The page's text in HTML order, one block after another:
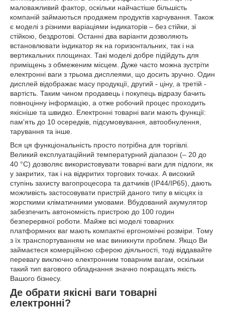
маловажливий фактор, оскільки найчастіше більшість
компаній займаються продажем продуктів харчування. Також
є моделі з різними варіаціями індикаторів – без стійки, зі
стійкою, бездротові. Останні два варіанти дозволяють
встановлювати індикатор як на горизонтальних, так і на
вертикальних площинах. Такі моделі добре підійдуть для
приміщень з обмеженим місцем. Дуже часто можна зустріти
електронні ваги з трьома дисплеями, що досить зручно. Один
дисплей відображає масу продукції, другий - ціну, а третій -
вартість. Таким чином продавець і покупець відразу бачить
повноцінну інформацію, а отже робочий процес проходить
якісніше та швидко. Електронні товарні ваги мають функції:
пам'ять до 10 осередків, підсумовування, автообнулення,
тарування та інше.
Вся ця функціональність просто потрібна для торгівлі.
Великий експлуатаційний температурний діапазон (– 20 до
40 °С) дозволяє використовувати товарні ваги для підлоги, як
у закритих, так і на відкритих торгових точках. А високий
ступінь захисту вагопроцесора та датчиків (IP44/IP65), дають
можливість застосовувати пристрій даного типу в місцях із
жорсткими кліматичними умовами. Вбудований акумулятор
забезпечить автономність пристрою до 100 годин
безперервної роботи. Майже всі моделі товарних
платформних ваг мають компактні ергономічні розміри. Тому
з їх транспортуванням не має виникнути проблем. Якщо Ви
займаєтеся комерційною сферою діяльності, тоді віддавайте
перевагу виключно електронним товарним вагам, оскільки
такий тип вагового обладнання значно покращать якість
Вашого бізнесу.
Де обрати якісні ваги товарні
електронні?